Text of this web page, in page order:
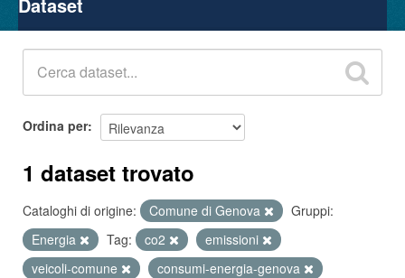
Gruppi
Ordina per
1 dataset trovato
Cataloghi di origine: Comune di Genova
Gruppi:
Energia
Tag: co2
emissioni
veicoli-comune
consumi-energia-genova